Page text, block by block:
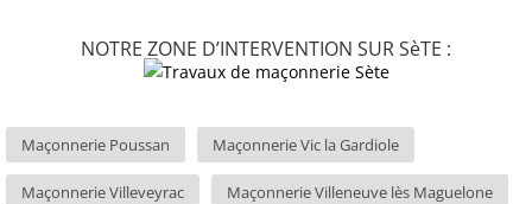
NOTRE ZONE D’INTERVENTION SUR SèTE :
Maçonnerie Poussan Maçonnerie Vic la Gardiole
Maçonnerie Villeveyrac Maçonnerie Villeneuve lès Maguelone